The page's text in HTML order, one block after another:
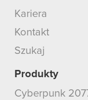
Kariera
Kontakt
Szukaj
Produkty
Cyberpunk